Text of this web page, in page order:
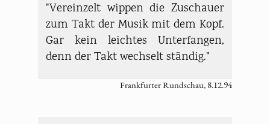
"Vereinzelt wippen die Zuschauer
zum Takt der Musik mit dem Kopf.
Gar kein leichtes Unterfangen,
denn der Takt wechselt ständig."
Frankfurter Rundschau, 8.12.94